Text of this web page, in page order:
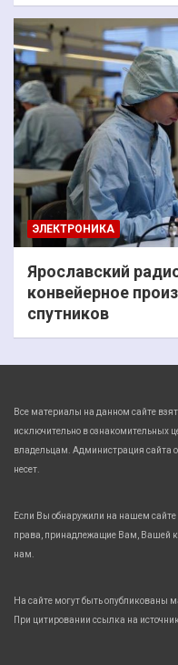
ЭЛЕКТРОНИКА
Ярославский
конвейерное
спутников
Все материалы на данном сайте
исключительно в ознакомительных
владельцам. Администрация сайта
несет.
Если Вы обнаружили на нашем
права, принадлежащие Вам, Вашей
нам.
На сайте могут быть опубликованы
При цитировании ссылка на